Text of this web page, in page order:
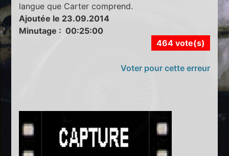
langue que Carter comprend.
Ajoutée le 23.09.2014
Minutage : 00:25:00
464 vote(s)
Voter pour cette erreur